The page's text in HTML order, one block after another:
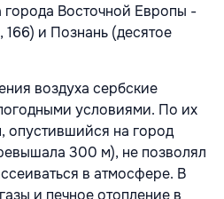
Восточной Европы -
и Познань (десятое
воздуха сербские
условиями. По их
опустившийся на город
300 м), не позволял
в атмосфере. В
и печное отопление в